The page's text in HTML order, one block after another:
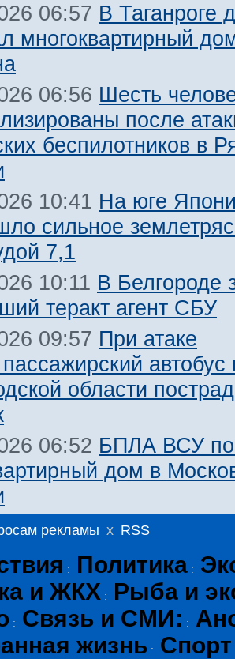
06:57 В Таганроге
многоквартирный
06:56 Шесть
после
беспилотников в
10:41 На юге
сильное
7,1
10:11 В Белгороде
теракт агент СБУ
09:57 При атаке
автобус
области
06:52 БПЛА ВСУ
дом в
рекламы x RSS
: Политика :
и ЖКХ :
Рыба и
: Связь и СМИ: :
жизнь : Спорт